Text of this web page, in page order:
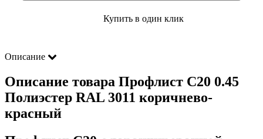
Купить в один клик
Описание
Описание товара Профлист С20 0.45
Полиэстер RAL 3011 коричнево-
красный